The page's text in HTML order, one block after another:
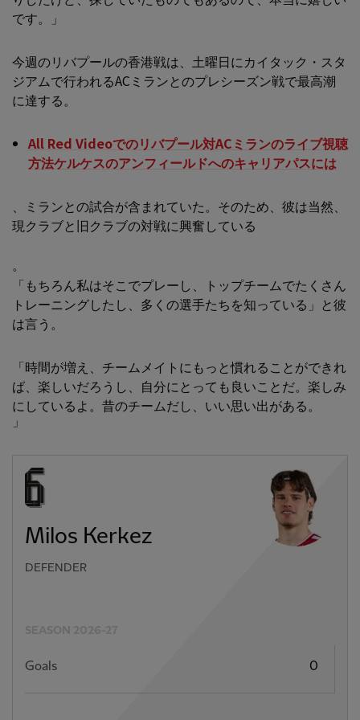
です。」
今週のリバプールの香港戦は、土曜日にカイタック・スタ
ジアムで行われるACミランとのプレシーズン戦で最高潮
に達する。
All Red Videoでのリバプール対ACミランのライブ視聴
方法ケルケスのアンフィールドへのキャリアパスには
、ミランとの試合が含まれていた。そのため、彼は当然、
現クラブと旧クラブの対戦に興奮している
。
「もちろん私はそこでプレーし、トップチームでたくさん
トレーニングしたし、多くの選手たちを知っている」と彼
は言う。
「時間が増え、チームメイトにもっと慣れることができれ
ば、楽しいだろうし、自分にとっても良いことだ。楽しみ
にしているよ。昔のチームだし、いい思い出がある。
」
Milos Kerkez
DEFENDER
Goals 0